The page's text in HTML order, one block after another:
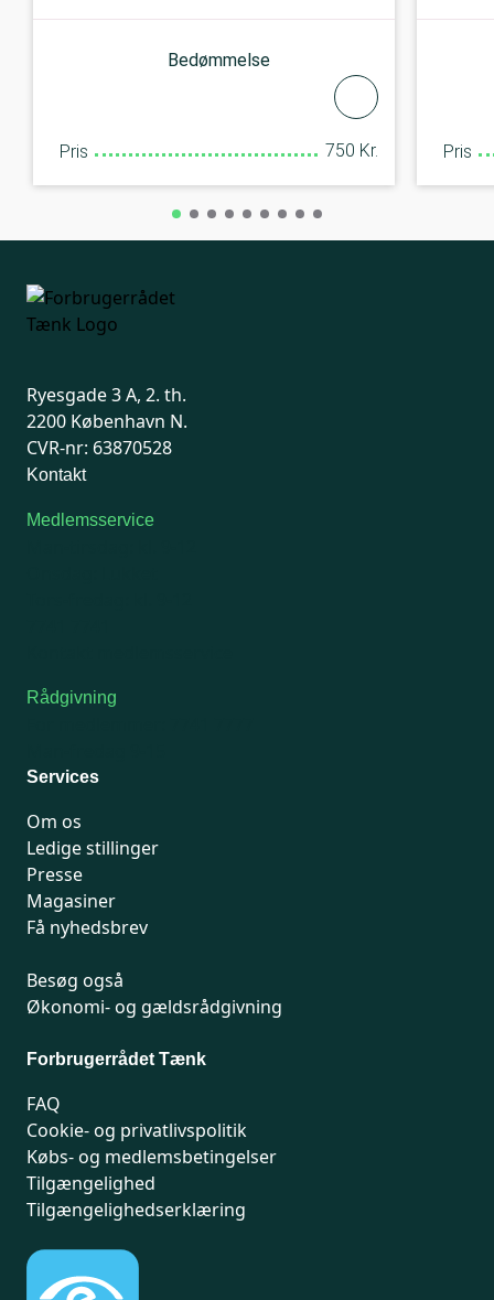
Bedømmelse
Pris 750 Kr. Pris
Ryesgade 3 A, 2. th.
2200 København N.
CVR-nr: 63870528
Kontakt
Medlemsservice
Rådgivning
Services
Om os
Ledige stillinger
Presse
Magasiner
Få nyhedsbrev
Besøg også
Økonomi- og gældsrådgivning
Forbrugerrådet Tænk
FAQ
Cookie- og privatlivspolitik
Købs- og medlemsbetingelser
Tilgængelighed
Tilgængelighedserklæring